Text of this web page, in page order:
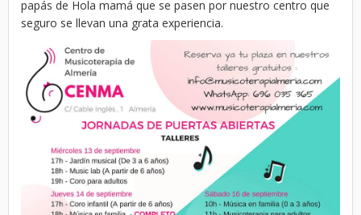
papás de Hola mamá que se pasen por nuestro centro que
seguro se llevan una grata experiencia.